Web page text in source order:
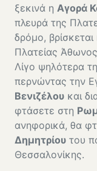
ξεκινά η Αγορά
πλευρά της
δρόμο, βρίσκεται
Πλατείας
Λίγο ψηλότερα
περνώντας την
Βενιζέλου και
φτάσετε στη
ανηφορικά, θα
Δημητρίου του
Θεσσαλονίκης.